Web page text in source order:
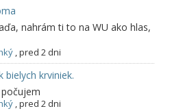
nahrám ti to na WU ako hlas,
,pred 2 dni
bielych krviniek.
,pred 2 dni